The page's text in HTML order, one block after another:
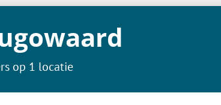
op 1 locatie